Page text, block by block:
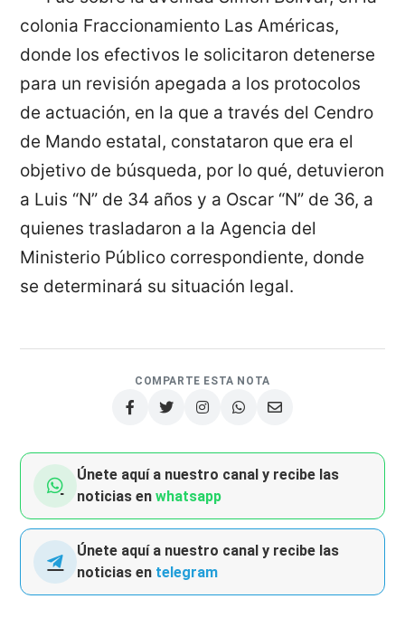
colonia Fraccionamiento Las Américas,
donde los efectivos le solicitaron detenerse
para un revisión apegada a los protocolos
de actuación, en la que a través del Cendro
de Mando estatal, constataron que era el
objetivo de búsqueda, por lo qué, detuvieron
a Luis “N” de 34 años y a Oscar “N” de 36, a
quienes trasladaron a la Agencia del
Ministerio Público correspondiente, donde
se determinará su situación legal.
COMPARTE ESTA NOTA
Únete aquí a nuestro canal y recibe las
noticias enwhatsapp
Únete aquí a nuestro canal y recibe las
noticias en telegram